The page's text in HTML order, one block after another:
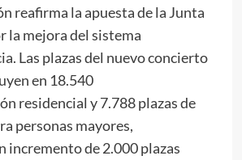
reafirma la apuesta de la Junta
la mejora del sistema
Las plazas del nuevo concierto
en 18.540
residencial y 7.788 plazas de
personas mayores,
incremento de 2.000 plazas